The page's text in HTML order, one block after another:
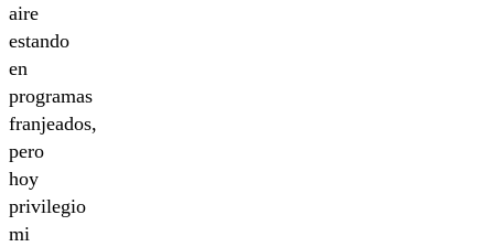
aire
estando
en
programas
franjeados,
pero
hoy
privilegio
mi